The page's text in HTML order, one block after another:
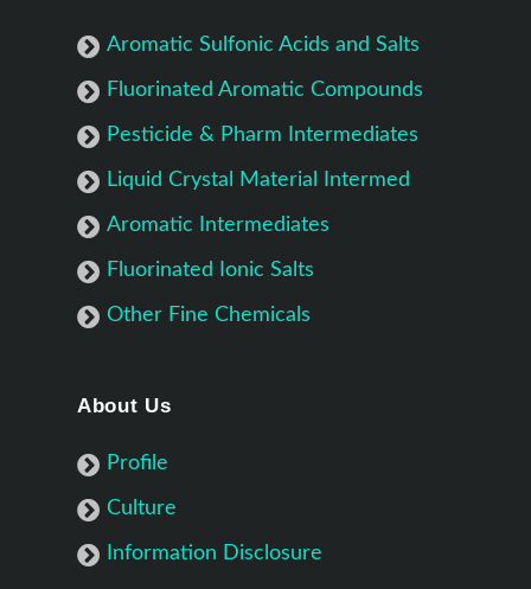
Aromatic Sulfonic Acids and Salts
Fluorinated Aromatic Compounds
Pesticide & Pharm Intermediates
Liquid Crystal Material Intermed
Aromatic Intermediates
Fluorinated Ionic Salts
Other Fine Chemicals
About Us
Profile
Culture
Information Disclosure